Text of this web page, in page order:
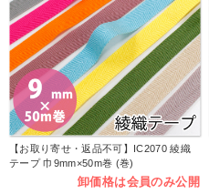
【お取り寄せ・返品不可】IC2070 綾織
テープ 巾9mm×50m巻 (巻)
卸価格は会員のみ公開